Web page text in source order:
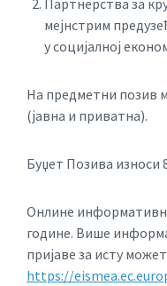
мејнстрим
у социјалној
На предметни позив
(јавна и приватна).
Буџет Позива износи
Онлине
године. Више
пријаве за исту
https://